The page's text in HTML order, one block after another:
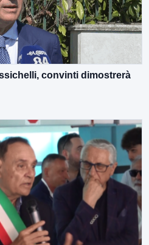
convinti dimostrerà